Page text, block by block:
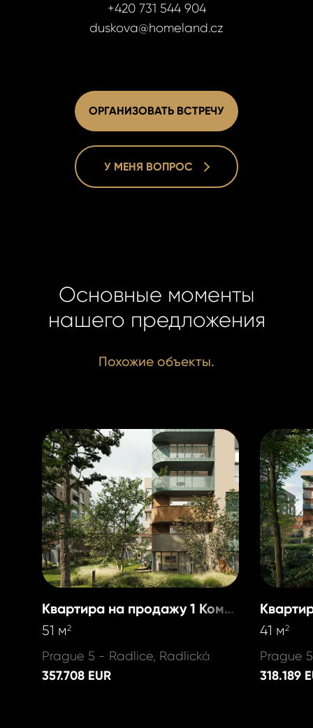
+420 731 544 904
duskova@homeland.cz
ОРГАНИЗОВАТЬ ВСТРЕЧУ
У МЕНЯ ВОПРОС
Основные моменты
нашего предложения
Похожие объекты.
Квартира на продажу 1 Комната
51 м2
Prague 5 - Radlice, Radlická
357.708 EUR
41 м2
Prague
318.189